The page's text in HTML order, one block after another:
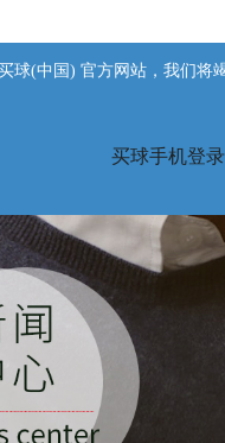
球(中国) 官方网站，我们将
买球手机登